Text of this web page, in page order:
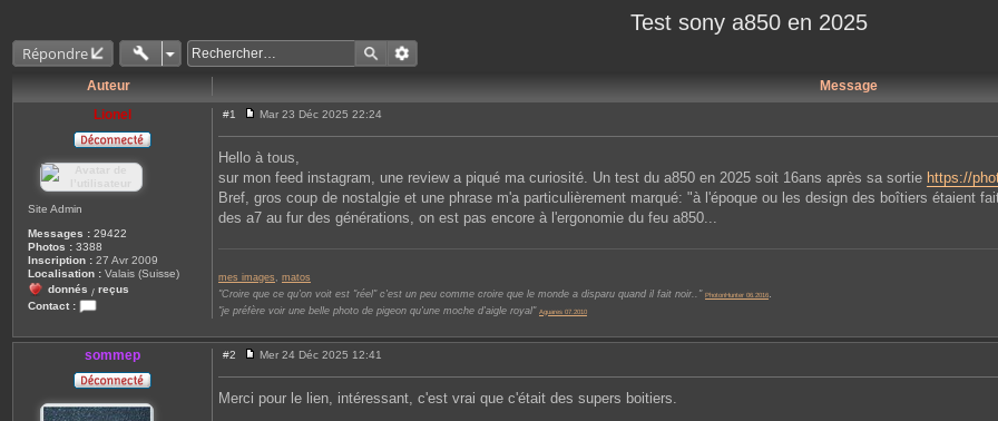
Test sony a850 en 2025
Répondre
Auteur
Message
Lionel
Site Admin
Messages : 29422
Photos : 3388
Inscription : 27 Avr 2009
Localisation : Valais (Suisse)
donnés / reçus
Contact :
n
t
a
c
t
e
#1
e
s
s
a
e
Mar 23 Déc 2025 22:24
Hello à tous,
sur mon feed instagram, une review a piqué ma curiosité. Un test du a850 en 2025 soit 16ans après sa sortie https://
Bref, gros coup de nostalgie et une phrase m'a particulièrement marqué: "à l'époque ou les design des boîtiers étaient
des a7 au fur des générations, on est pas encore à l'ergonomie du feu a850...
mes images
matos
"Croire que ce qu'on voit est "réel" c'est un peu comme croire que le monde a disparu quand il fait noir.." PhotonHunter 06.2016
"je préfère voir une belle photo de pigeon qu'une moche d'aigle royal" Aguares 07.2010
sommep
#2
e
s
Mer 24 Déc 2025 12:41
Merci pour le lien, intéressant, c'est vrai que c'était des supers boitiers.